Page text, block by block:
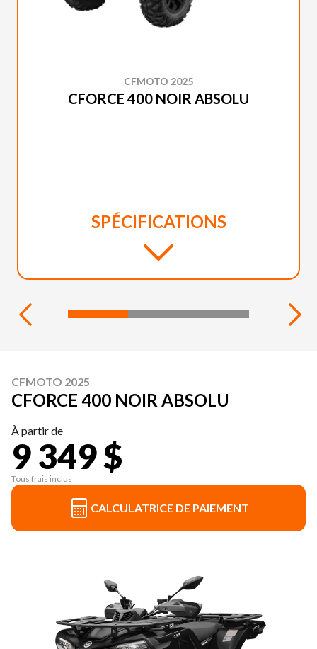
CFMOTO 2025
CFORCE 400 NOIR ABSOLU
SPÉCIFICATIONS
CFMOTO 2025
CFORCE 400 NOIR ABSOLU
À partir de
9 349 $
Tous frais inclus
CALCULATRICE DE PAIEMENT